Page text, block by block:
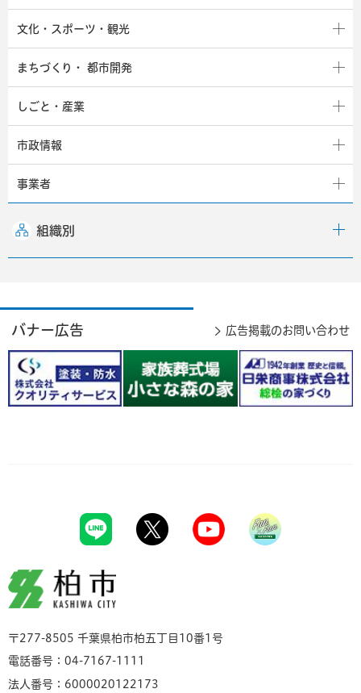
文化・スポーツ・観光
まちづくり・ 都市開発
しごと・産業
市政情報
事業者
組織別
バナー広告 広告掲載のお問い合わせ
柏市
〒277-8505 千葉県柏市柏五丁目10番1号
電話番号：04-7167-1111
法人番号：6000020122173